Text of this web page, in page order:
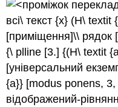
всі\ текст {x} (H\
[приміщення]\\ рядок
{\ plline [3.] {(H\ textit
[універсальний
{a}} [modus ponens,
відображений-